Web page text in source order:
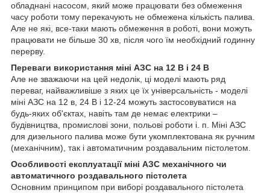
обладнані насосом, який може працювати без обмеження
часу роботи тому перекачують не обмежена кількість палива.
Але не які, все-таки мають обмеження в роботі, вони можуть
працювати не більше 30 хв, після чого їм необхідний годинну
перерву.
Переваги використання міні АЗС на 12 В і 24 В
Але не зважаючи на цей недолік, ці моделі мають ряд
переваг, найважливіше з яких це їх універсальність - моделі
міні АЗС на 12 в, 24 В і 12-24 можуть застосовуватися на
будь-яких об'єктах, навіть там де немає електрики –
будівництва, промислові зони, польові роботи і. п. Міні АЗС
для дизельного палива може бути укомплектована як ручним
(механічним), так і автоматичним роздавальним пістолетом.
Особливості експлуатації міні АЗС механічного чи
автоматичного роздавального пістолета
Основним принципом при виборі роздавального пістолета